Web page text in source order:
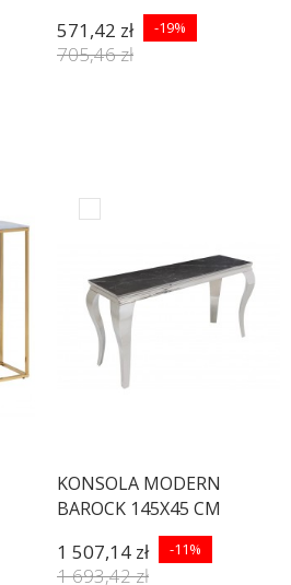
571,42 zł -19%
705,46 zł
KONSOLA MODERN
BAROCK 145X45 CM
1 507,14 zł -11%
1 693,42 zł